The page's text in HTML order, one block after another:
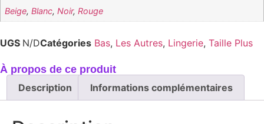
Beige,Blanc,Noir,Rouge
UGS N/DCatégories Bas, Les Autres, Lingerie, Taille Plus
À propos de ce produit
Description
Informations complémentaires